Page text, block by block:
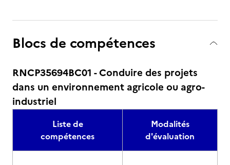
Blocs de compétences
RNCP35694BC01 - Conduire des projets
dans un environnement agricole ou agro-
industriel
Liste de
compétences
Modalités
d'évaluation